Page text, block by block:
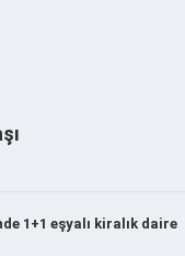
1+1 eşyalı kiralık daire